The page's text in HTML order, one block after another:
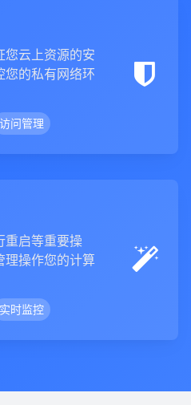
您云上资源的安
您的私有网络环
访问管理
重启等重要操
理操作您的计算
实时监控